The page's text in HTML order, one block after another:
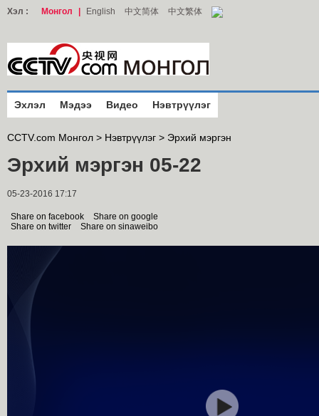
Хэл : Монгол English 中文简体 中文繁体
Эхлэл Мэдээ Видео Нэвтрүүлэг
CCTV.com Монгол > Нэвтрүүлэг > Эрхий мэргэн
Эрхий мэргэн 05-22
05-23-2016 17:17
Share on facebook
Share on google
Share on twitter
Share on sinaweibo